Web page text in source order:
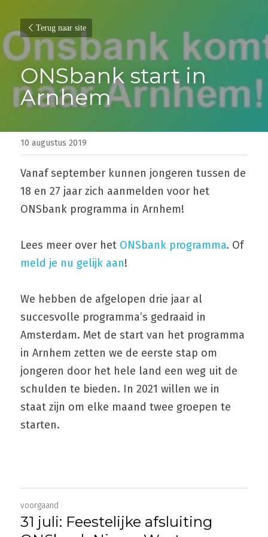
Terug naar site
ONSbank start in
Arnhem
10 augustus 2019
Vanaf september kunnen jongeren tussen de
18 en 27 jaar zich aanmelden voor het
ONSbank programma in Arnhem!
Lees meer over het ONSbank programma.
Of
meld je nu gelijk aan!
We hebben de afgelopen drie jaar al
succesvolle programma’s gedraaid in
Amsterdam. Met de start van het programma
in Arnhem zetten we de eerste stap om
jongeren door het hele land een weg uit de
schulden te bieden. In 2021 willen we in
staat zijn om elke maand twee groepen te
starten.
voorgaand
31 juli: Feestelijke afsluiting